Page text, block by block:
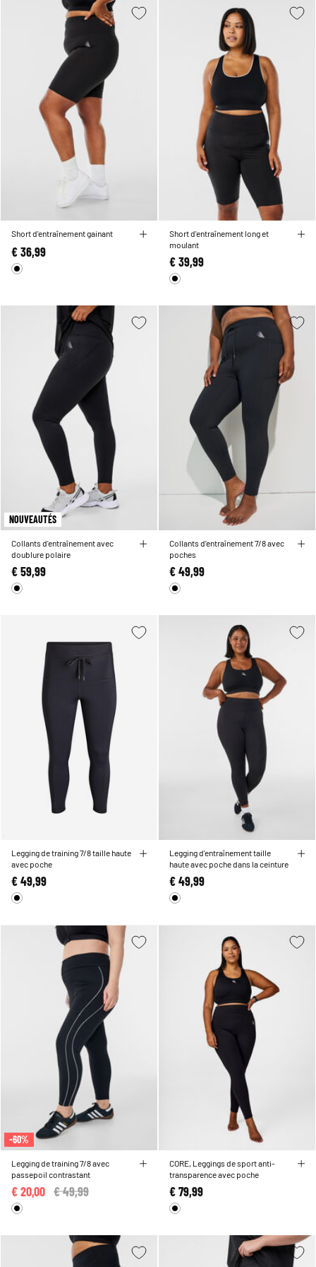
Short d'entraînement gainant
€ 36,99
Short d'entraînement long et
moulant
€ 39,99
NOUVEAUTÉS
Collants d'entraînement avec
doublure polaire
€ 59,99
Collants d’entraînement 7/8 avec
poches
€ 49,99
Legging de training 7/8 taille haute
avec poche
€ 49,99
Legging d'entraînement taille
haute avec poche dans la ceinture
€ 49,99
-60%
Legging de training 7/8 avec
passepoil contrastant
Price reduced from
€ 49,99
€ 20,00
CORE, Leggings de sport anti-
transparence avec poche
€ 79,99